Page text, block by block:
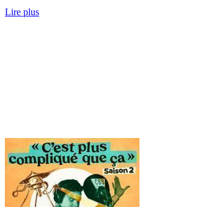
Lire plus